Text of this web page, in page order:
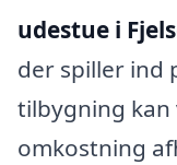
udestue i
der spiller ind
tilbygning
omkostning